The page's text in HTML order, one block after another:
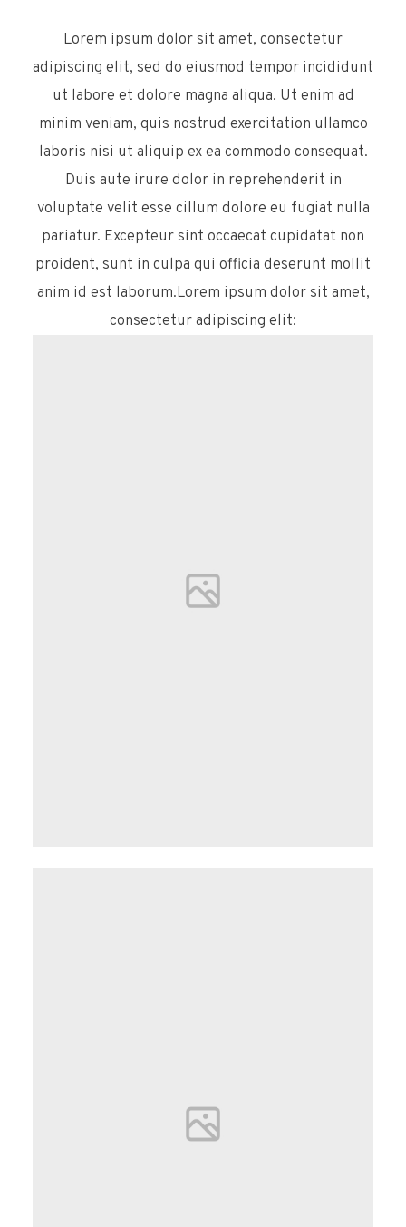
Lorem ipsum dolor sit amet, consectetur
adipiscing elit, sed do eiusmod tempor incididunt
ut labore et dolore magna aliqua. Ut enim ad
minim veniam, quis nostrud exercitation ullamco
laboris nisi ut aliquip ex ea commodo consequat.
Duis aute irure dolor in reprehenderit in
voluptate velit esse cillum dolore eu fugiat nulla
pariatur. Excepteur sint occaecat cupidatat non
proident, sunt in culpa qui officia deserunt mollit
anim id est laborum.Lorem ipsum dolor sit amet,
consectetur adipiscing elit: